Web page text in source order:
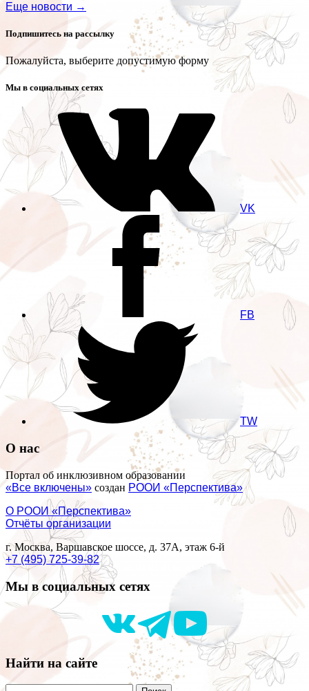
Еще новости →
Подпишитесь на рассылку
Пожалуйста, выберите допустимую форму
Мы в социальных сетях
VK
FB
TW
О нас
Портал об инклюзивном образовании
«Все включены» создан РООИ «Перспектива»
О РООИ «Перспектива»
Отчёты организации
г. Москва, Варшавское шоссе, д. 37А, этаж 6-й
+7 (495) 725-39-82
Мы в социальных сетях
Найти на сайте